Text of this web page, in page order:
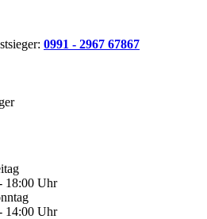
: 0991 - 2967 67867
18:00 Uhr
14:00 Uhr